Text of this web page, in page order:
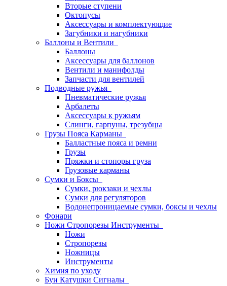
Вторые ступени
Октопусы
Аксессуары и комплектующие
Загубники и нагубники
Баллоны и Вентили
Баллоны
Аксессуары для баллонов
Вентили и манифолды
Запчасти для вентилей
Подводные ружья
Пневматические ружья
Арбалеты
Аксессуары к ружьям
Слинги, гарпуны, трезубцы
Грузы Пояса Карманы
Балластные пояса и ремни
Грузы
Пряжки и стопоры груза
Грузовые карманы
Сумки и Боксы
Сумки, рюкзаки и чехлы
Сумки для регуляторов
Водонепроницаемые сумки, боксы и чехлы
Фонари
Ножи Стропорезы Инструменты
Ножи
Стропорезы
Ножницы
Инструменты
Химия по уходу
Буи Катушки Сигналы